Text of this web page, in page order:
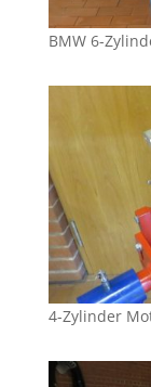
BMW 6-
4-Zylinder